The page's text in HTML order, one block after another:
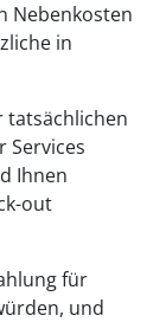
Nebenkosten
in
tatsächlichen
Services
Ihnen
out
für
und